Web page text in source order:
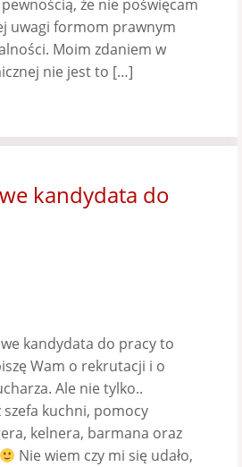
że nie poświęcam
uwagi formom prawnym
Moim zdaniem w
nie jest to […]
kandydata do
kandydata do pracy to
Wam o rekrutacji i o
Ale nie tylko..
szefa kuchni, pomocy
kelnera, barmana oraz
Nie wiem czy mi się udało,